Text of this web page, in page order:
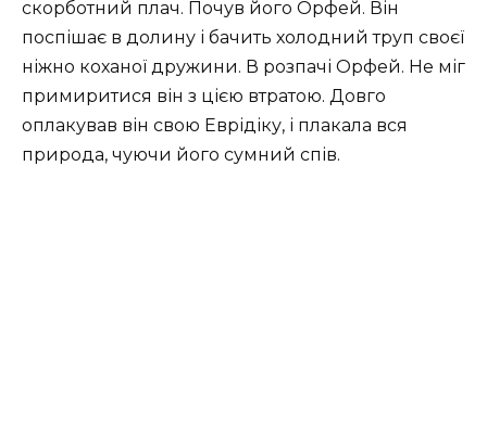
скорботний плач. Почув його Орфей. Він
поспішає в долину і бачить холодний труп своєї
ніжно коханої дружини. В розпачі Орфей. Не міг
примиритися він з цією втратою. Довго
оплакував він свою Еврідіку, і плакала вся
природа, чуючи його сумний спів.